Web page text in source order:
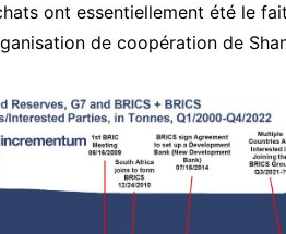
ont essentiellement été le
de coopération de